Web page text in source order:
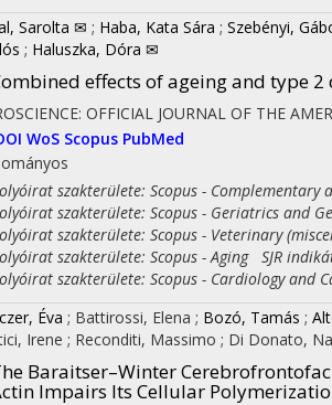
Sarolta ✉ ; Haba, Kata Sára ; Szebényi,
; Haluszka, Dóra ✉
effects of ageing and type
OFFICIAL JOURNAL OF THE
WoS Scopus PubMed
szakterülete: Scopus - Complementary
szakterülete: Scopus - Geriatrics and
szakterülete: Scopus - Veterinary
szakterülete: Scopus - Aging SJR
szakterülete: Scopus - Cardiology and
Éva ; Battirossi, Elena ; Bozó, Tamás ;
Irene ; Reconditi, Massimo ; Di Donato,
Baraitser–Winter
Impairs Its Cellular